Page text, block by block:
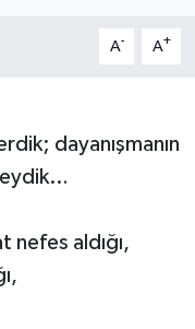
A- A+
dayanışmanın
nefes aldığı,